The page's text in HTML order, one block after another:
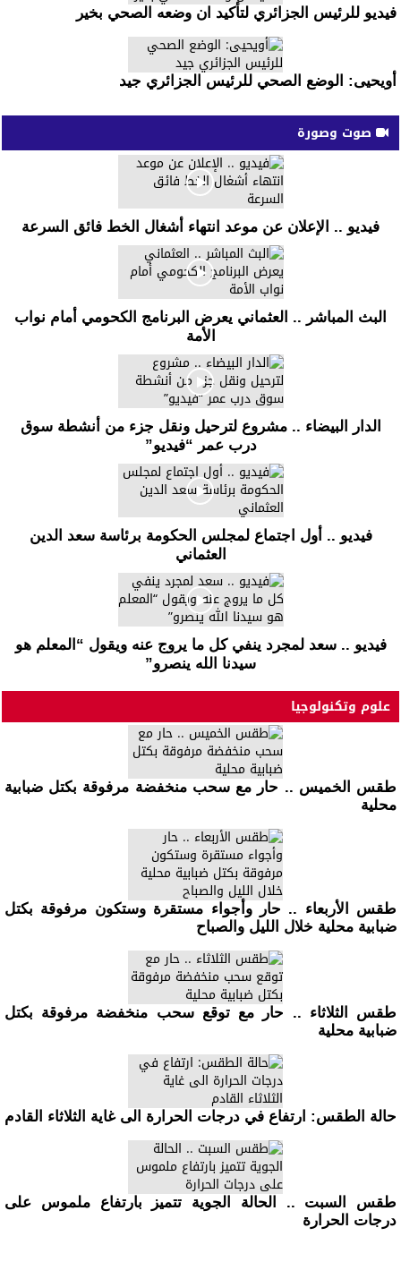
فيديو للرئيس الجزائري لتأكيد ان وضعه الصحي بخير
أويحيى: الوضع الصحي للرئيس الجزائري جيد
صوت وصورة
فيديو .. الإعلان عن موعد انتهاء أشغال الخط فائق السرعة
البث المباشر .. العثماني يعرض البرنامج الكحومي أمام نواب
الأمة
الدار البيضاء .. مشروع لترحيل ونقل جزء من أنشطة سوق
درب عمر “فيديو”
فيديو .. أول اجتماع لمجلس الحكومة برئاسة سعد الدين
العثماني
فيديو .. سعد لمجرد ينفي كل ما يروج عنه ويقول “المعلم هو
سيدنا الله ينصرو”
علوم وتكنولوجيا
طقس الخميس .. حار مع سحب منخفضة مرفوقة بكتل ضبابية
محلية
طقس الأربعاء .. حار وأجواء مستقرة وستكون مرفوقة بكتل
ضبابية محلية خلال الليل والصباح
طقس الثلاثاء .. حار مع توقع سحب منخفضة مرفوقة بكتل
ضبابية محلية
حالة الطقس: ارتفاع في درجات الحرارة الى غاية الثلاثاء القادم
طقس السبت .. الحالة الجوية تتميز بارتفاع ملموس على
درجات الحرارة